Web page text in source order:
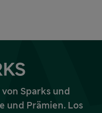
Sparks und
und Prämien. Los